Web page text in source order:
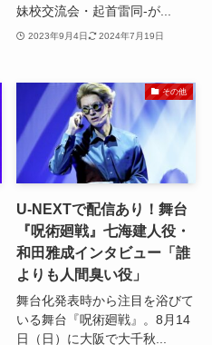
妹校交流会・起首雷同-が...
2023年9月4日 2024年7月19日
その他
U-NEXTで配信あり！舞台
『呪術廻戦』七海建人役・
和田雅成インタビュー「誰
よりも人間臭い役」
舞台化発表時から注目を浴びて
いる舞台『呪術廻戦』。8月14
日（日）に大阪で大千秋...